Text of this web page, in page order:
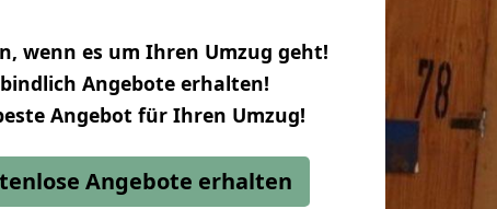
wenn es um Ihren Umzug geht!
Angebote erhalten!
Angebot für Ihren Umzug!
Angebote erhalten